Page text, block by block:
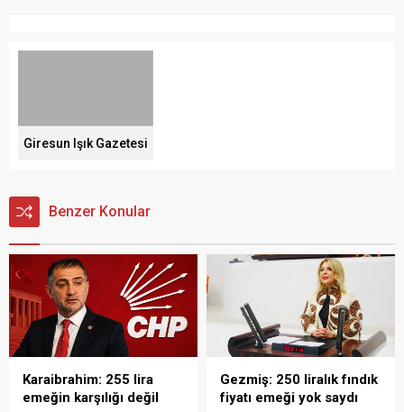
Giresun Işık Gazetesi
Benzer Konular
Karaibrahim: 255 lira
emeğin karşılığı değil
Gezmiş: 250 liralık fındık
fiyatı emeği yok saydı